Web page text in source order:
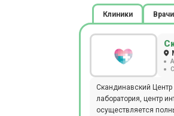
Клиники Врачи
Скандинавский
лаборатория, центр
осуществляется